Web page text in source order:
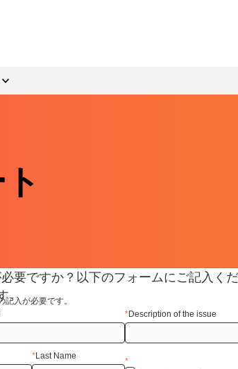
要ですか？以下のフォームにご記入く
。
入が必要です。
*Last Name
*Description of the issue
*